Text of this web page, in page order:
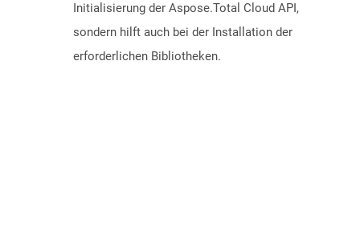
Initialisierung der Aspose.Total Cloud API,
sondern hilft auch bei der Installation der
erforderlichen Bibliotheken.